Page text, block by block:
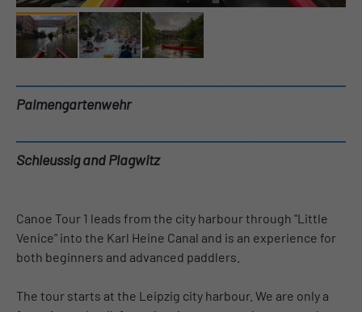
Palmengartenwehr
Schleussig and Plagwitz
Canoe Tour 1 leads from the city harbour through "Little
Venice" into the Karl Heine Canal and is an experience for
both beginners and advanced paddlers.
The tour starts at the Leipzig city harbour. We are only a